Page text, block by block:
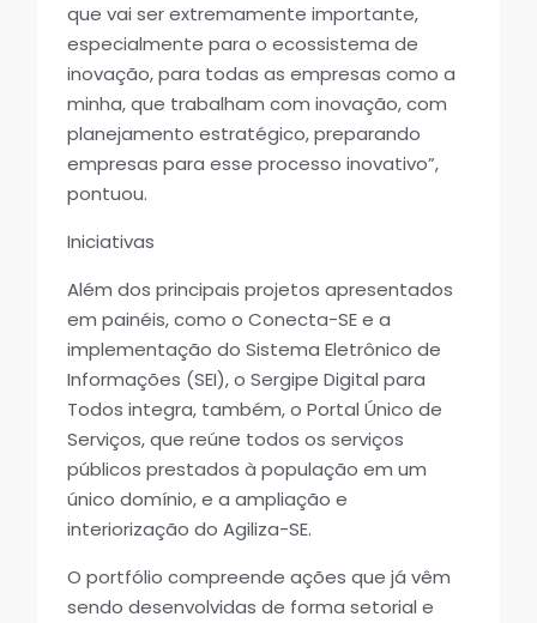
que vai ser extremamente importante,
especialmente para o ecossistema de
inovação, para todas as empresas como a
minha, que trabalham com inovação, com
planejamento estratégico, preparando
empresas para esse processo inovativo”,
pontuou.
Iniciativas
Além dos principais projetos apresentados
em painéis, como o Conecta-SE e a
implementação do Sistema Eletrônico de
Informações (SEI), o Sergipe Digital para
Todos integra, também, o Portal Único de
Serviços, que reúne todos os serviços
públicos prestados à população em um
único domínio, e a ampliação e
interiorização do Agiliza-SE.
O portfólio compreende ações que já vêm
sendo desenvolvidas de forma setorial e